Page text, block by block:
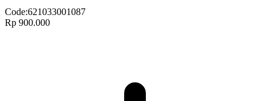
Code:621033001087
Rp 900.000